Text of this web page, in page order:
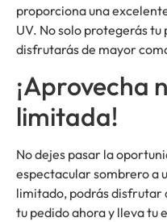
proporciona una
UV. No solo protegerás
disfrutarás de mayor
¡Aprovecha
limitada!
No dejes pasar la
espectacular sombrero a
limitado, podrás disfrutar
tu pedido ahora y lleva tu